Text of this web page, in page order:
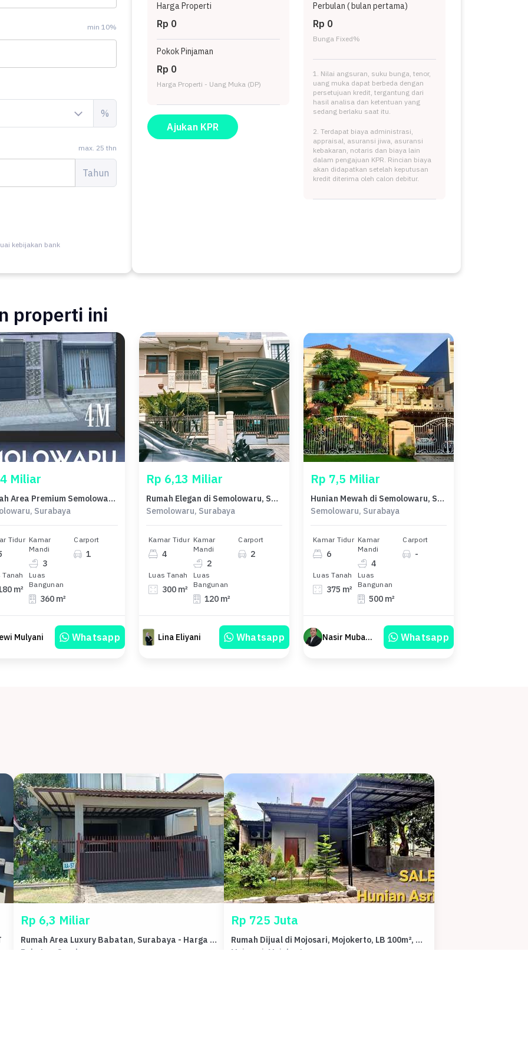
min 10%
%
max. 25 thn
Tahun
kebijakan bank
Harga Properti
Rp 0
Pokok Pinjaman
Rp 0
Harga Properti - Uang Muka (DP)
Ajukan KPR
Perbulan (bulan pertama)
Rp 0
Bunga Fixed%
1. Nilai angsuran, suku bunga, tenor,
uang muka dapat berbeda dengan
persetujuan kredit, tergantung dari
hasil analisa dan ketentuan yang
sedang berlaku saat itu.
2. Terdapat biaya administrasi,
appraisal, asuransi jiwa, asuransi
kebakaran, notaris dan biaya lain
dalam pengajuan KPR. Rincian biaya
akan didapatkan setelah keputusan
kredit diterima oleh calon debitur.
properti ini
Miliar
Rumah Area Premium Semolowaru, Surabaya - Harga Terbaik 4 Miliar
Surabaya
Tidur Kamar
Mandi
3
Carport
1
Tanah
m²
Luas
Bangunan
360 m²
Mulyani Whatsapp
Rp 6,13 Miliar
Rumah Elegan di Semolowaru, Surabaya, 4 KT, LT 300m²
Semolowaru, Surabaya
Kamar Tidur
4
Kamar
Mandi
2
Carport
2
Luas Tanah
300 m²
Luas
Bangunan
120 m²
Lina Eliyani Whatsapp
Rp 7,5 Miliar
Hunian Mewah di Semolowaru, Surabaya, 6 KT, LT 375m²
Semolowaru, Surabaya
Kamar Tidur
6
Kamar
Mandi
4
Carport
-
Luas Tanah
375 m²
Luas
Bangunan
500 m²
Nasir Mubarok Whatsapp
Rp 6,3 Miliar
Rumah Area Luxury Babatan, Surabaya - Harga Terbaik 6,3 Miliar
Babatan, Surabaya
Rp 725 Juta
Rumah Dijual di Mojosari, Mojokerto, LB 100m², Harga Terbaik!
Mojosari, Mojokerto